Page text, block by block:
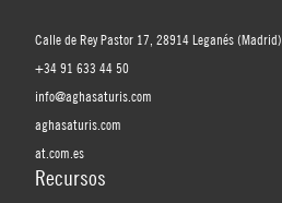
Calle de Rey Pastor 17, 28914 Leganés (Madrid)
+34 91 633 44 50
info@aghasaturis.com
aghasaturis.com
at.com.es
Recursos